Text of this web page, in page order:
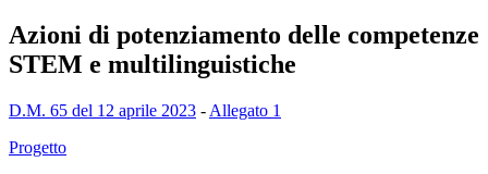
Azioni di potenziamento delle competenze
STEM e multilinguistiche
D.M. 65 del 12 aprile 2023 - Allegato 1
Progetto